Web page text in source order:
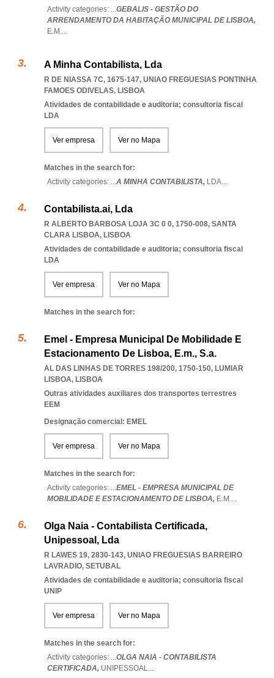
Activity categories: ...GEBALIS - GESTÃO DO
ARRENDAMENTO DA HABITAÇÃO MUNICIPAL DE LISBOA,
E.M....
A Minha Contabilista, Lda
R DE NIASSA 7C, 1675-147, UNIAO FREGUESIAS PONTINHA
FAMOES ODIVELAS, LISBOA
Atividades de contabilidade e auditoria; consultoria fiscal
LDA
Ver empresa Ver no Mapa
Matches in the search for:
Activity categories: ...A MINHA CONTABILISTA, LDA...
Contabilista.ai, Lda
R ALBERTO BARBOSA LOJA 3C 0 0, 1750-008, SANTA
CLARA LISBOA, LISBOA
Atividades de contabilidade e auditoria; consultoria fiscal
LDA
Ver empresa Ver no Mapa
Matches in the search for:
Emel - Empresa Municipal De Mobilidade E
Estacionamento De Lisboa, E.m., S.a.
AL DAS LINHAS DE TORRES 198/200, 1750-150, LUMIAR
LISBOA, LISBOA
Outras atividades auxiliares dos transportes terrestres
EEM
Designação comercial: EMEL
Ver empresa Ver no Mapa
Matches in the search for:
Activity categories: ...EMEL - EMPRESA MUNICIPAL DE
MOBILIDADE E ESTACIONAMENTO DE LISBOA, E.M....
Olga Naia - Contabilista Certificada,
Unipessoal, Lda
R LAWES 19, 2830-143, UNIAO FREGUESIAS BARREIRO
LAVRADIO, SETUBAL
Atividades de contabilidade e auditoria; consultoria fiscal
UNIP
Ver empresa Ver no Mapa
Matches in the search for:
Activity categories: ...OLGA NAIA - CONTABILISTA
CERTIFICADA, UNIPESSOAL...